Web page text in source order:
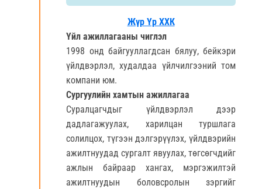
Жүр Үр ХХК
Үйл ажиллагааны чиглэл
1998 онд байгууллагдсан бялуу, бейкэри
үйлдвэрлэл, худалдаа үйлчилгээний том
компани юм.
Сургуулийн хамтын ажиллагаа
Суралцагчдыг үйлдвэрлэл дээр
дадлагажуулах, харилцан туршлага
солилцох, түгээн дэлгэрүүлэх, үйлдвэрийн
ажилтнуудад сургалт явуулах, төгсөгчдийг
ажлын байраар хангах, мэргэжилтэй
ажилтнуудын боловсролын зэргийг